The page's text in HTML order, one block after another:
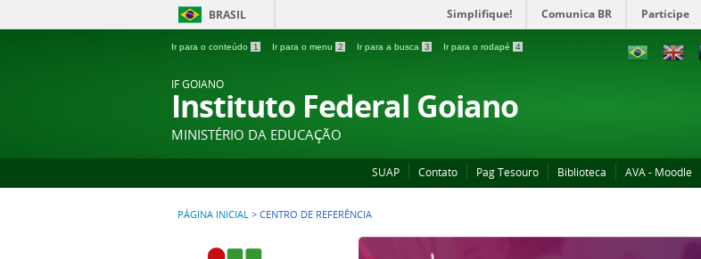
BRASIL Simplifique! Comunica BR Participe
Ir para o conteúdo 1 Ir para o menu 2 Ir para a busca 3 Ir para o rodapé 4
IF GOIANO
Instituto Federal Goiano
MINISTÉRIO DA EDUCAÇÃO
SUAP Contato Pag Tesouro Biblioteca AVA - Moodle
PÁGINA INICIAL > CENTRO DE REFERÊNCIA